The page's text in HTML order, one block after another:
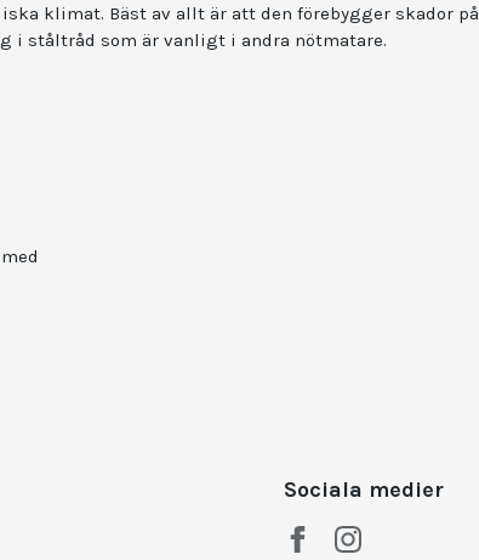
klimat. Bäst av allt är att den förebygger skador på
i ståltråd som är vanligt i andra nötmatare.
Sociala medier